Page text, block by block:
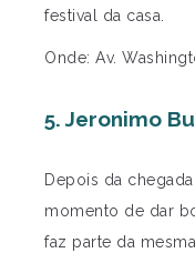
festival da casa.
Onde: Av.
5. Jeronimo
Depois da
momento de dar
faz parte da